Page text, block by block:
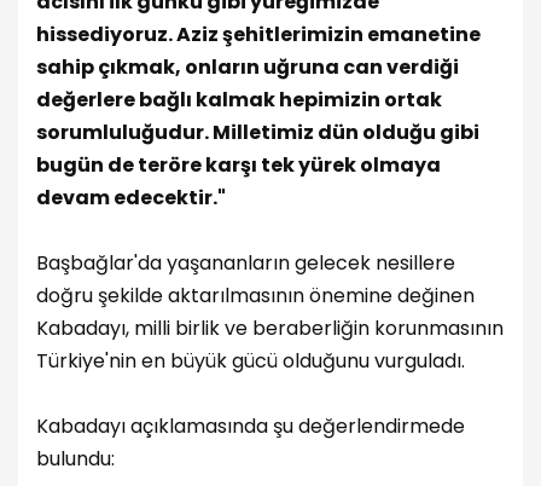
hissediyoruz. Aziz şehitlerimizin emanetine
sahip çıkmak, onların uğruna can verdiği
değerlere bağlı kalmak hepimizin ortak
sorumluluğudur. Milletimiz dün olduğu gibi
bugün de teröre karşı tek yürek olmaya
devam edecektir."
Başbağlar'da yaşananların gelecek nesillere
doğru şekilde aktarılmasının önemine değinen
Kabadayı, milli birlik ve beraberliğin korunmasının
Türkiye'nin en büyük gücü olduğunu vurguladı.
Kabadayı açıklamasında şu değerlendirmede
bulundu: